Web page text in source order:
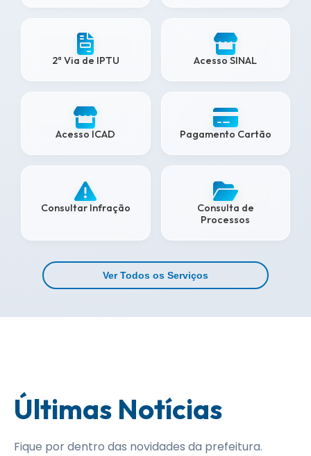
2ª Via de IPTU Acesso SINAL
Acesso ICAD Pagamento Cartão
Consultar Infração
Consulta de
Processos
Ver Todos os Serviços
Últimas Notícias
Fique por dentro das novidades da prefeitura.